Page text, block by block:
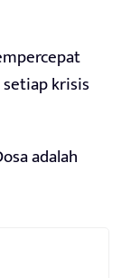
krisis
adalah